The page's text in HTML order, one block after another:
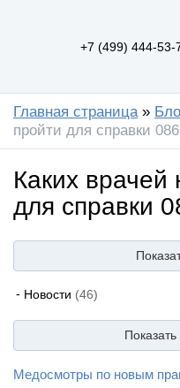
+7 (499) 444-53-
Главная страница»
пройти для справки 086
Каких врачей
для справки
Новости (46)
Показать
Медосмотры по новым